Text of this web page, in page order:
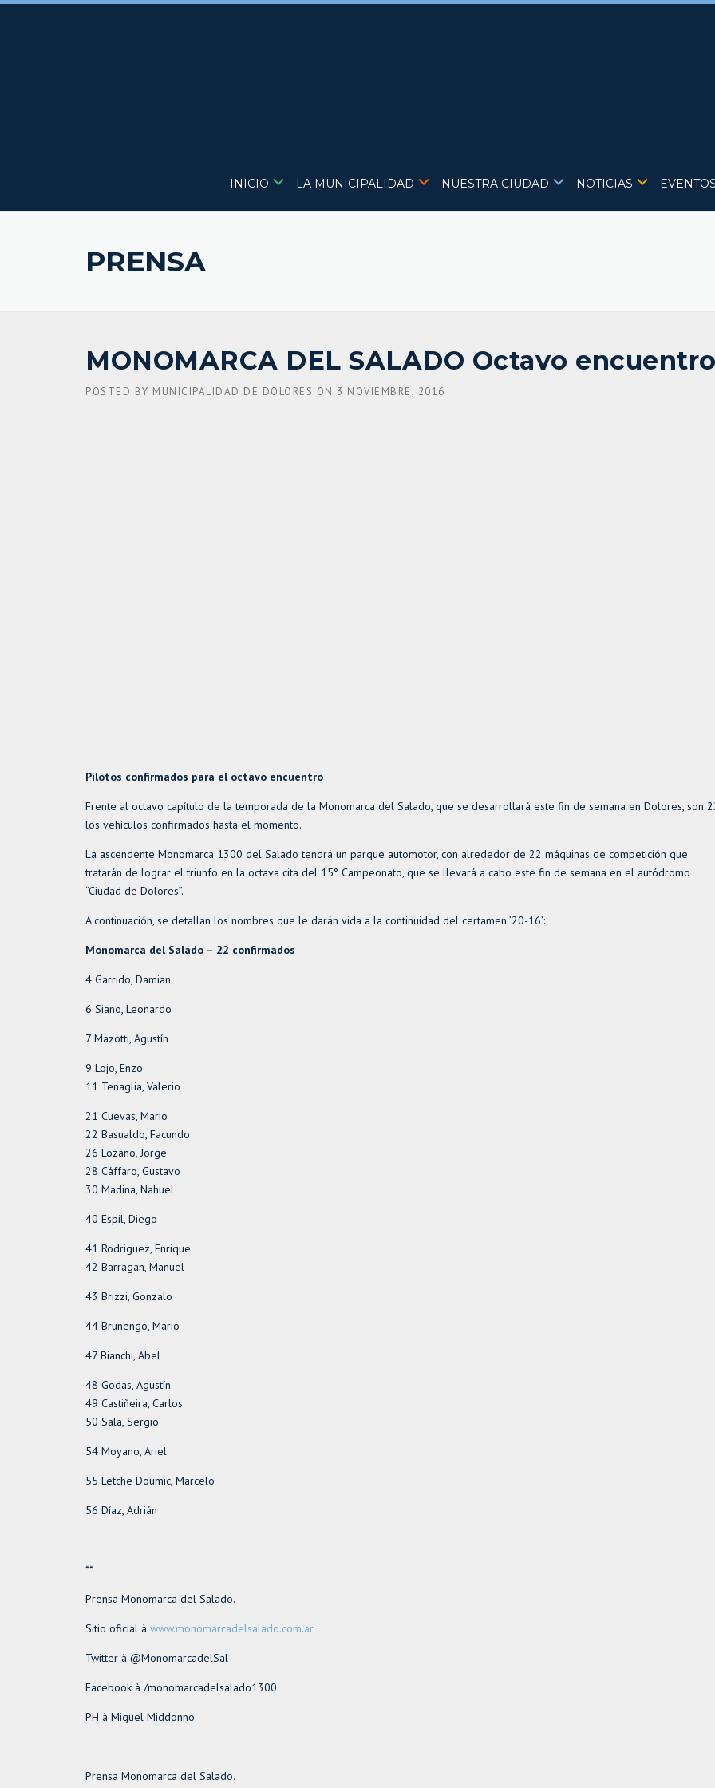
Skip
INICIO LA MUNICIPALIDAD NUESTRA CIUDAD NOTICIAS
PRENSA
MONOMARCA DEL SALADO Octavo
POSTED BY MUNICIPALIDAD DE DOLORES ON 3 NOVIEMBRE, 2016
Pilotos confirmados para el octavo encuentro
Frente al octavo capítulo de la temporada de la Monomarca del Salado, que se desarrollará este fin de semana en Dolores, son
los vehículos confirmados hasta el momento.
La ascendente Monomarca 1300 del Salado tendrá un parque automotor, con alrededor de 22 máquinas de competición que
tratarán de lograr el triunfo en la octava cita del 15° Campeonato, que se llevará a cabo este fin de semana en el autódromo
“Ciudad de Dolores”.
A continuación, se detallan los nombres que le darán vida a la continuidad del certamen ’20-16’:
Monomarca del Salado – 22 confirmados
4 Garrido, Damian
6 Siano, Leonardo
7 Mazotti, Agustín
9 Lojo, Enzo
11 Tenaglia, Valerio
21 Cuevas, Mario
22 Basualdo, Facundo
26 Lozano, Jorge
28 Cáffaro, Gustavo
30 Madina, Nahuel
40 Espil, Diego
41 Rodriguez, Enrique
42 Barragan, Manuel
43 Brizzi, Gonzalo
44 Brunengo, Mario
47 Bianchi, Abel
48 Godas, Agustín
49 Castiñeira, Carlos
50 Sala, Sergio
54 Moyano, Ariel
55 Letche Doumic, Marcelo
56 Díaz, Adrián
**
Prensa Monomarca del Salado.
Sitio oficial à www.monomarcadelsalado.com.ar
Twitter à @MonomarcadelSal
Facebook à /monomarcadelsalado1300
PH à Miguel Middonno
Prensa Monomarca del Salado.